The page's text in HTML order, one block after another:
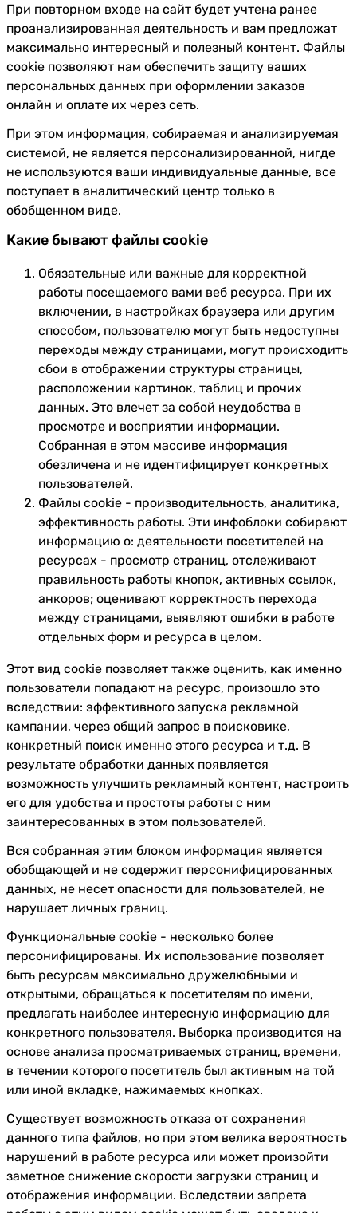
При повторном входе на сайт будет учтена ранее
проанализированная деятельность и вам предложат
максимально интересный и полезный контент. Файлы
cookie позволяют нам обеспечить защиту ваших
персональных данных при оформлении заказов
онлайн и оплате их через сеть.
При этом информация, собираемая и анализируемая
системой, не является персонализированной, нигде
не используются ваши индивидуальные данные, все
поступает в аналитический центр только в
обобщенном виде.
Какие бывают файлы cookie
Обязательные или важные для корректной
работы посещаемого вами веб ресурса. При их
включении, в настройках браузера или другим
способом, пользователю могут быть недоступны
переходы между страницами, могут происходить
сбои в отображении структуры страницы,
расположении картинок, таблиц и прочих
данных. Это влечет за собой неудобства в
просмотре и восприятии информации.
Собранная в этом массиве информация
обезличена и не идентифицирует конкретных
пользователей.
Файлы cookie - производительность, аналитика,
эффективность работы. Эти инфоблоки собирают
информацию о: деятельности посетителей на
ресурсах - просмотр страниц, отслеживают
правильность работы кнопок, активных ссылок,
анкоров; оценивают корректность перехода
между страницами, выявляют ошибки в работе
отдельных форм и ресурса в целом.
Этот вид cookie позволяет также оценить, как именно
пользователи попадают на ресурс, произошло это
вследствии: эффективного запуска рекламной
кампании, через общий запрос в поисковике,
конкретный поиск именно этого ресурса и т.д. В
результате обработки данных появляется
возможность улучшить рекламный контент, настроить
его для удобства и простоты работы с ним
заинтересованных в этом пользователей.
Вся собранная этим блоком информация является
обобщающей и не содержит персонифицированных
данных, не несет опасности для пользователей, не
нарушает личных границ.
Функциональные cookie - несколько более
персонифицированы. Их использование позволяет
быть ресурсам максимально дружелюбными и
открытыми, обращаться к посетителям по имени,
предлагать наиболее интересную информацию для
конкретного пользователя. Выборка производится на
основе анализа просматриваемых страниц, времени,
в течении которого посетитель был активным на той
или иной вкладке, нажимаемых кнопках.
Существует возможность отказа от сохранения
данного типа файлов, но при этом велика вероятность
нарушений в работе ресурса или может произойти
заметное снижение скорости загрузки страниц и
отображения информации. Вследствии запрета